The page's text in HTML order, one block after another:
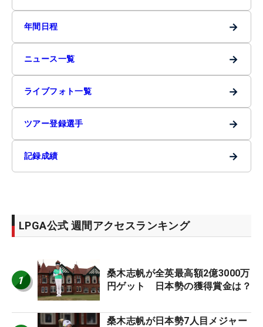
年間日程 →
ニュース一覧 →
ライブフォト一覧 →
ツアー登録選手 →
記録成績 →
LPGA公式 週間アクセスランキング
1
桑木志帆が全英最高額2億3000万
円ゲット 日本勢の獲得賞金は？
桑木志帆が日本勢7人目メジャー